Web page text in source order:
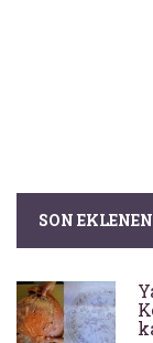
SON